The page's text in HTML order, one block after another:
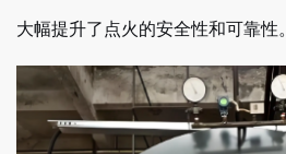
大幅提升了点火的安全性和可靠性。